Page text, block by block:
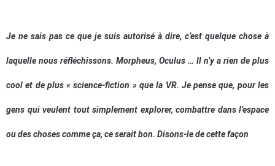
Je ne sais pas ce que je suis autorisé à dire, c’est quelque chose à
laquelle nous réfléchissons. Morpheus, Oculus … Il n’y a rien de plus
cool et de plus « science-fiction » que la VR. Je pense que, pour les
gens qui veulent tout simplement explorer, combattre dans l’espace
ou des choses comme ça, ce serait bon. Disons-le de cette façon